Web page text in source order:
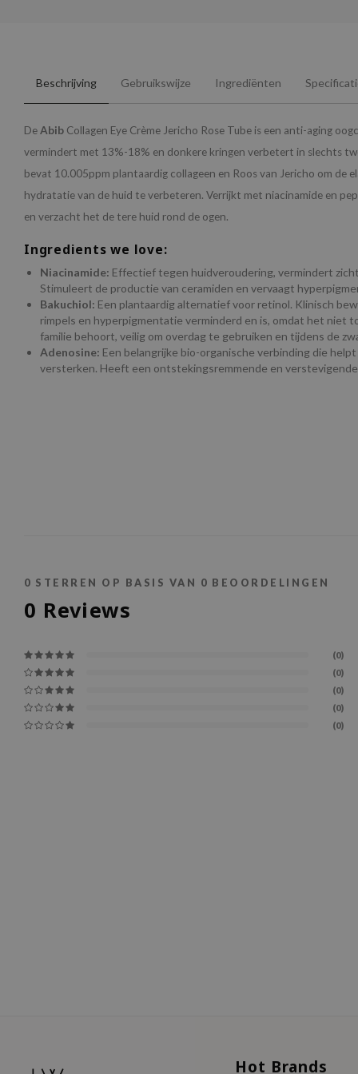
Beschrijving Gebruikswijze Ingrediënten
DeAbib Collagen Eye Crème Jericho Rose Tube is een anti-aging
vermindert met 13%-18% en donkere kringen verbetert in slechts
bevat 10.005ppm plantaardig collageen en Roos van Jericho om de
hydratatie van de huid te verbeteren. Verrijkt met niacinamide en
en verzacht het de tere huid rond de ogen.
Ingredients we love:
Niacinamide: Effectief tegen huidveroudering, vermindert
Stimuleert de productie van ceramiden en vervaagt
Bakuchiol: Een plantaardig alternatief voor retinol. Klinisch
rimpels en hyperpigmentatie verminderd en is, omdat het niet
familie behoort, veilig om overdag te gebruiken en tijdens de
Adenosine: Een belangrijke bio-organische verbinding die
versterken. Heeft een ontstekingsremmende en
0 STERREN OP BASIS VAN 0 BEOORDELINGEN
0 Reviews
(0)
(0)
(0)
(0)
(0)
Hot Brands